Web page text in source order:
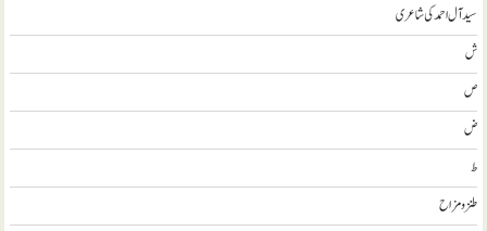
سيد آل احمد کی شاعری
ش
ص
ض
ط
طنز و مزاح